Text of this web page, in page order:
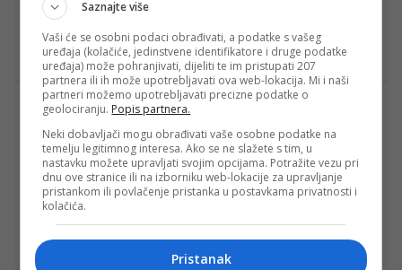
glavom protivničkog igrača tijekom
utakmice u nogometnoj Serie…
E. H.·11/03/2024
Akrapović nakon sramnog poraza povukao
potez o kojem će se pričati!
Fudbaleri Željezničara doživjeli su svoj 11.
gostujući poraz u ovoj sezoni kada je
Zvijezda 09, posljednjeplasirana ekipa lige,
u nedjelju…
E. H.·11/03/2024
Saznajte više
Vaši će se osobni podaci obrađivati, a podatke s vašeg
uređaja (kolačiće, jedinstvene identifikatore i druge podatke
uređaja) može pohranjivati, dijeliti te im pristupati 207
partnera ili ih može upotrebljavati ova web-lokacija. Mi i naši
partneri možemo upotrebljavati precizne podatke o
geolociranju. Popis partnera.
Neki dobavljači mogu obrađivati vaše osobne podatke na
temelju legitimnog interesa. Ako se ne slažete s tim, u
nastavku možete upravljati svojim opcijama. Potražite vezu pri
dnu ove stranice ili na izborniku web-lokacije za upravljanje
pristankom ili povlačenje pristanka u postavkama privatnosti i
kolačića.
Pristanak